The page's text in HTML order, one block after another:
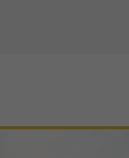
le code ci-contre